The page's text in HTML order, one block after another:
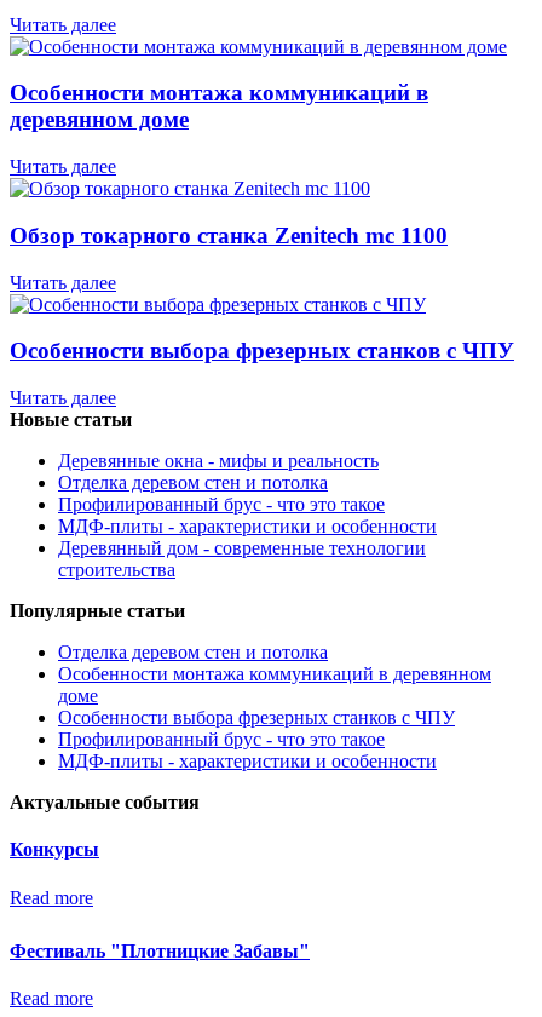
Читать далее
Особенности монтажа коммуникаций в
деревянном доме
Читать далее
Обзор токарного станка Zenitech mc 1100
Читать далее
Особенности выбора фрезерных станков с ЧПУ
Читать далее
Новые статьи
Деревянные окна - мифы и реальность
Отделка деревом стен и потолка
Профилированный брус - что это такое
МДФ-плиты - характеристики и особенности
Деревянный дом - современные технологии
строительства
Популярные статьи
Отделка деревом стен и потолка
Особенности монтажа коммуникаций в деревянном
доме
Особенности выбора фрезерных станков с ЧПУ
Профилированный брус - что это такое
МДФ-плиты - характеристики и особенности
Актуальные события
Конкурсы
Read more
Фестиваль "Плотницкие Забавы"
Read more